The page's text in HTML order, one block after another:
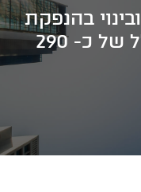
בהנפקת
ניירות ערך בהיקף כולל של כ- 290